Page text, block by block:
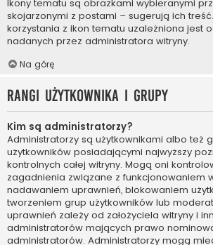
Ikony tematu są obrazkami wybieranymi
skojarzonymi z postami – sugerują ich
korzystania z ikon tematu uzależniona jest
nadanych przez administratora witryny.
Na górę
Rangi użytkownika i grupy
Kim są administratorzy?
Administratorzy są użytkownikami albo też
użytkowników posiadającymi najwyższy
kontrolnych całej witryny. Mogą oni
zagadnienia związane z funkcjonowaniem
nadawaniem uprawnień, blokowaniem
tworzeniem grup użytkowników lub
uprawnień zależy od założyciela witryny i
administratorów mających prawo
administratorów. Administratorzy mogą